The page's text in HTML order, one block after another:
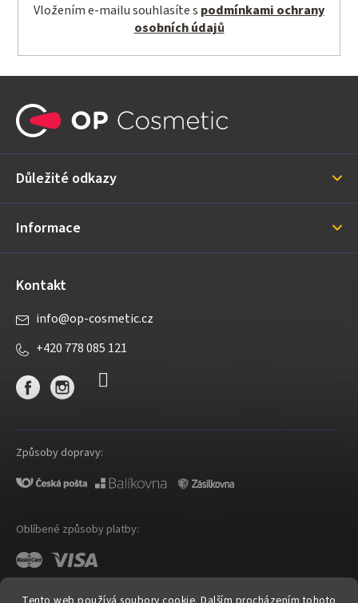
Vložením e-mailu souhlasíte s podmínkami ochrany
osobních údajů
a
í
Důležité odkazy
Informace
Kontakt
info@op-cosmetic.cz
+420 778 085 121
Způsoby dopravy:
Oblíbené způsoby platby: